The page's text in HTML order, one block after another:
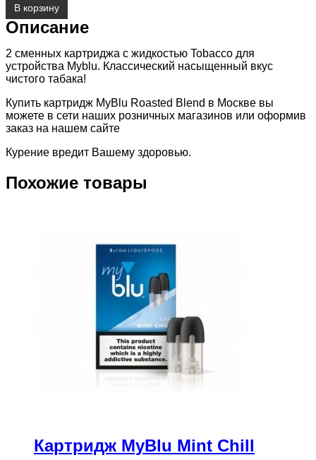
В корзину
Описание
2 сменных картриджа с жидкостью Tobacco для
устройства Myblu. Классический насыщенный вкус
чистого табака!
Купить картридж MyBlu Roasted Blend в Москве вы
можете в сети наших розничных магазинов или оформив
заказ на нашем сайте
Курение вредит Вашему здоровью.
Похожие товары
Картридж MyBlu Mint Chill